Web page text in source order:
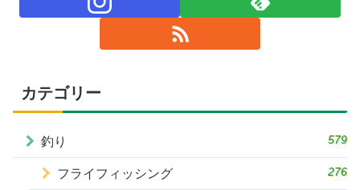
カテゴリー
釣り 579
フライフィッシング 276